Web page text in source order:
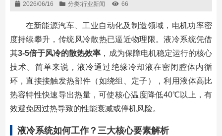
2026/06/16 分类:行业新闻 66
在新能源汽车、工业自动化及制造领域，电机功率密
度持续攀升，传统风冷散热已逼近物理限。液冷系统凭借
其3-5倍于风冷的散热效率 ，成为保障电机稳定运行的核心
技术。简单来说，液冷通过绝缘冷却液在密闭腔体内循
环，直接接触发热部件（如绕组、定子），利用液体高比
热容特性快速导出热量，可使核心温度降低40℃以上，有
效避免因过热导致的性能衰减或停机风险。
液冷系统如何工作？三大核心要素解析